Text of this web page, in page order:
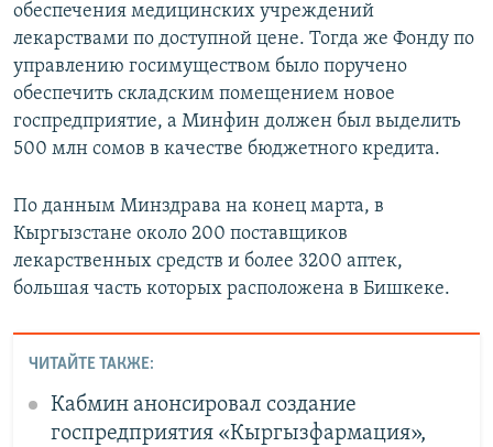
обеспечения медицинских учреждений
лекарствами по доступной цене. Тогда же Фонду по
управлению госимуществом было поручено
обеспечить складским помещением новое
госпредприятие, а Минфин должен был выделить
500 млн сомов в качестве бюджетного кредита.
По данным Минздрава на конец марта, в
Кыргызстане около 200 поставщиков
лекарственных средств и более 3200 аптек,
большая часть которых расположена в Бишкеке.
ЧИТАЙТЕ ТАКЖЕ:
Кабмин анонсировал создание
госпредприятия «Кыргызфармация»,